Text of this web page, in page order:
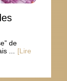
de
...
[Lire